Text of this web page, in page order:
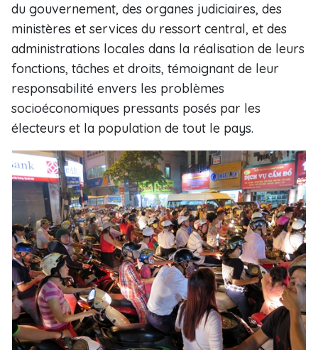
du gouvernement, des organes judiciaires, des
ministères et services du ressort central, et des
administrations locales dans la réalisation de leurs
fonctions, tâches et droits, témoignant de leur
responsabilité envers les problèmes
socioéconomiques pressants posés par les
électeurs et la population de tout le pays.